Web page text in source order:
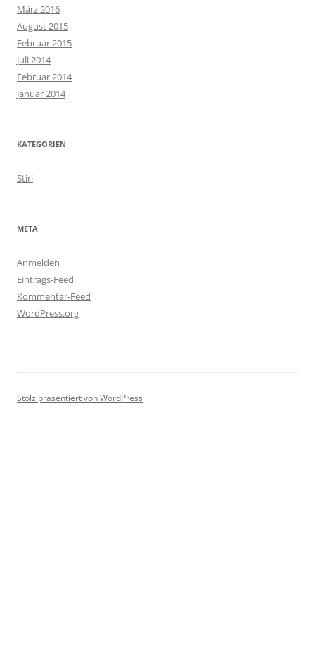
März 2016
August 2015
Februar 2015
Juli 2014
Februar 2014
Januar 2014
KATEGORIEN
Stiri
META
Anmelden
Eintrags-Feed
Kommentar-Feed
WordPress.org
Stolz präsentiert von WordPress